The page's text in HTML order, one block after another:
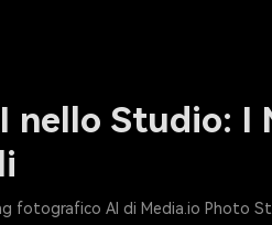
nello Studio:
fotografico AI di Media.io Photo